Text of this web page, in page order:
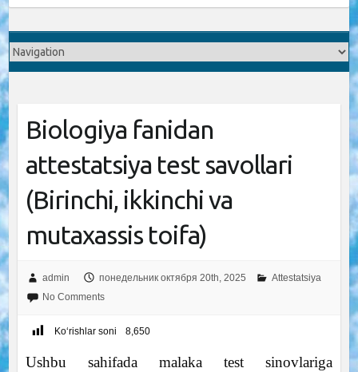
Biologiya fanidan
attestatsiya test savollari
(Birinchi, ikkinchi va
mutaxassis toifa)
admin понедельник октября 20th, 2025
Attestatsiya
No Comments
Ko‘rishlar soni 8,650
Ushbu sahifada malaka test sinovlariga